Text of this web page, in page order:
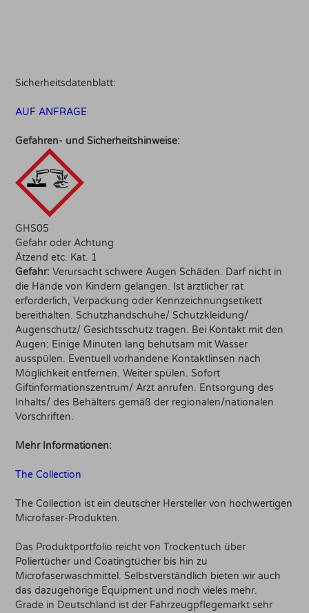
Sicherheitsdatenblatt:
AUF ANFRAGE
Gefahren- und Sicherheitshinweise:
GHS05
Gefahr oder Achtung
Ätzend etc. Kat. 1
Gefahr:Verursacht schwere Augen Schäden. Darf nicht in
die Hände von Kindern gelangen. Ist ärztlicher rat
erforderlich, Verpackung oder Kennzeichnungsetikett
bereithalten. Schutzhandschuhe/ Schutzkleidung/
Augenschutz/ Gesichtsschutz tragen. Bei Kontakt mit den
Augen: Einige Minuten lang behutsam mit Wasser
ausspülen. Eventuell vorhandene Kontaktlinsen nach
Möglichkeit entfernen. Weiter spülen. Sofort
Giftinformationszentrum/ Arzt anrufen. Entsorgung des
Inhalts/ des Behälters gemäß der regionalen/nationalen
Vorschriften.
Mehr Informationen:
The Collection
The Collection ist ein deutscher Hersteller von hochwertigen
Microfaser-Produkten.
Das Produktportfolio reicht von Trockentuch über
Poliertücher und Coatingtücher bis hin zu
Microfaserwaschmittel. Selbstverständlich bieten wir auch
das dazugehörige Equipment und noch vieles mehr.
Grade in Deutschland ist der Fahrzeugpflegemarkt sehr